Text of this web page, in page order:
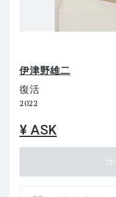
伊津野雄二
復活
2022
¥ ASK